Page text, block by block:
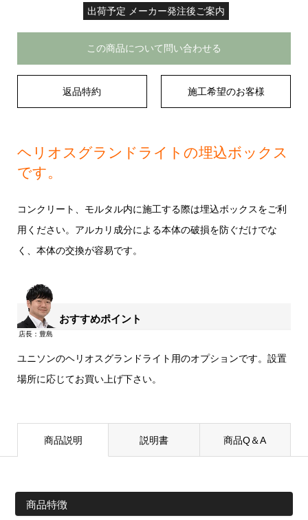
出荷予定 メーカー発注後ご案内
この商品について問い合わせる
返品特約 施工希望のお客様
ヘリオスグランドライトの埋込ボックス
です。
コンクリート、モルタル内に施工する際は埋込ボックスをご利
用ください。アルカリ成分による本体の破損を防ぐだけでな
く、本体の交換が容易です。
おすすめポイント
ユニソンのヘリオスグランドライト用のオプションです。設置
場所に応じてお買い上げ下さい。
商品説明 説明書 商品Q＆A
商品特徴